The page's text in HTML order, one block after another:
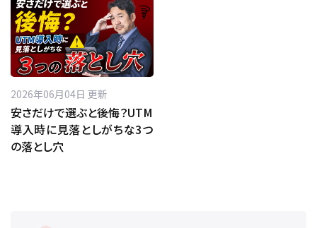
2026年06月04日 更新
安さだけで選ぶと後悔？UTM
導入時に見落としがちな3つ
の落とし穴